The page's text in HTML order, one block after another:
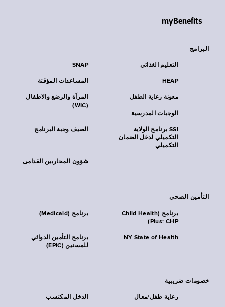
myBenefits
البرامج
SNAP التعليم الغذائي
المساعدات المؤقتة HEAP
المرآة والرضع والاطفال
(WIC)
معونة رعاية الطفل
الوجبات المدرسية
الصيف وجبة البرنامج
SSI برنامج الولاية
التكميلي لدخل الضمان
التكميلي
شؤون المحاربين القدامى
التأمين الصحي
برنامج (Medicaid)
برنامج (Child Health
Plus: CHP)
برنامج التأمين الدوائي
للمسنين (EPIC)
NY State of Health
خصومات ضريبية
الدخل المكتسب رعاية طفل/معال